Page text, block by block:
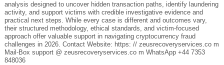
analysis designed to uncover hidden transaction paths, identify laundering
activity, and support victims with credible investigative evidence and
practical next steps. While every case is different and outcomes vary,
their structured methodology, ethical standards, and victim-focused
approach offer valuable support in navigating cryptocurrency fraud
challenges in 2026. Contact Website: https: // zeusrecoveryservices.co m
Mail-Box support @ zeusrecoveryservices.co m WhatsApp +44 7353
848036